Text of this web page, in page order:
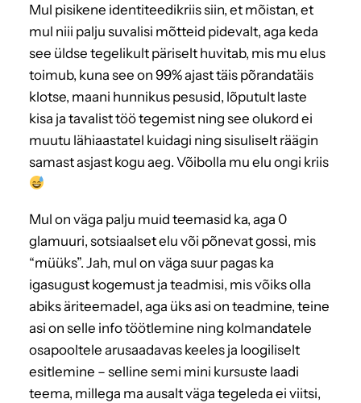
Mul pisikene identiteedikriis siin, et mõistan, et
mul niii palju suvalisi mõtteid pidevalt, aga keda
see üldse tegelikult päriselt huvitab, mis mu elus
toimub, kuna see on 99% ajast täis põrandatäis
klotse, maani hunnikus pesusid, lõputult laste
kisa ja tavalist töö tegemist ning see olukord ei
muutu lähiaastatel kuidagi ning sisuliselt räägin
samast asjast kogu aeg. Võibolla mu elu ongi kriis
Mul on väga palju muid teemasid ka, aga 0
glamuuri, sotsiaalset elu või põnevat gossi, mis
“müüks”. Jah, mul on väga suur pagas ka
igasugust kogemust ja teadmisi, mis võiks olla
abiks äriteemadel, aga üks asi on teadmine, teine
asi on selle info töötlemine ning kolmandatele
osapooltele arusaadavas keeles ja loogiliselt
esitlemine – selline semi mini kursuste laadi
teema, millega ma ausalt väga tegeleda ei viitsi,